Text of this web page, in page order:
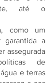
até o
como um
garantida a
assegurada
de
e terras